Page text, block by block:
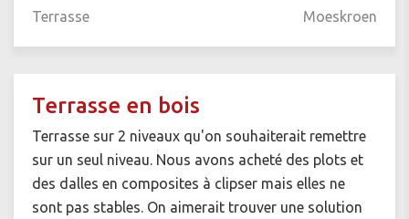
Terrasse Moeskroen
Terrasse en bois
Terrasse sur 2 niveaux qu'on souhaiterait remettre
sur un seul niveau. Nous avons acheté des plots et
des dalles en composites à clipser mais elles ne
sont pas stables. On aimerait trouver une solution